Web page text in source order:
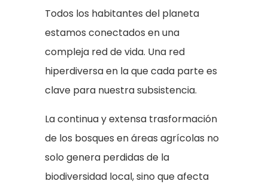
Todos los habitantes del planeta
estamos conectados en una
compleja red de vida. Una red
hiperdiversa en la que cada parte es
clave para nuestra subsistencia.
La continua y extensa trasformación
de los bosques en áreas agrícolas no
solo genera perdidas de la
biodiversidad local, sino que afecta